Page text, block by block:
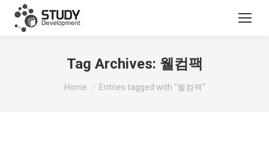
Tag Archives: 웰컴팩
You are here:
Home Entries tagged with "웰컴팩"